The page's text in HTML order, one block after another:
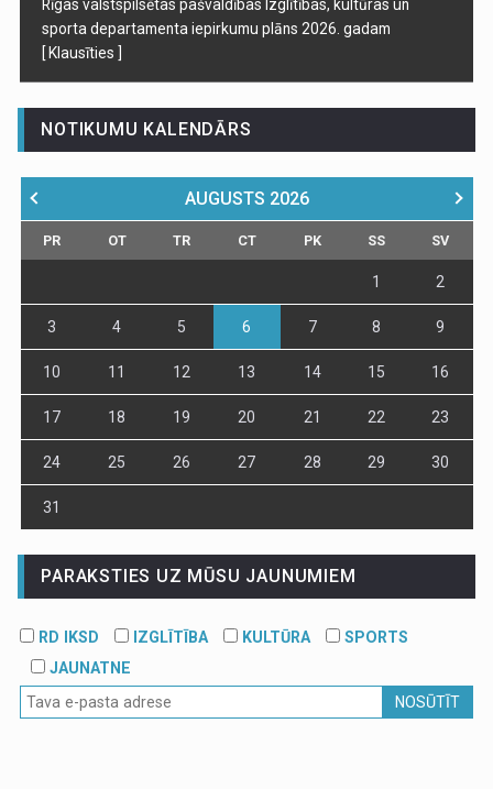
Rīgas valstspilsētas pašvaldības Izglītības, kultūras un
sporta departamenta iepirkumu plāns 2026. gadam
[ Klausīties ]
NOTIKUMU KALENDĀRS
AUGUSTS 2026
PR OT TR CT PK SS SV
1 2
3 4 5 6 7 8 9
10 11 12 13 14 15 16
17 18 19 20 21 22 23
24 25 26 27 28 29 30
31
PARAKSTIES UZ MŪSU JAUNUMIEM
RD IKSD IZGLĪTĪBA KULTŪRA
SPORTS
JAUNATNE
NOSŪTĪT